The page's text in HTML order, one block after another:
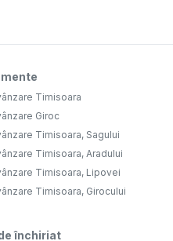
Timisoara
Giroc
Timisoara, Sagului
Timisoara, Aradului
Timisoara, Lipovei
Timisoara, Girocului
închiriat